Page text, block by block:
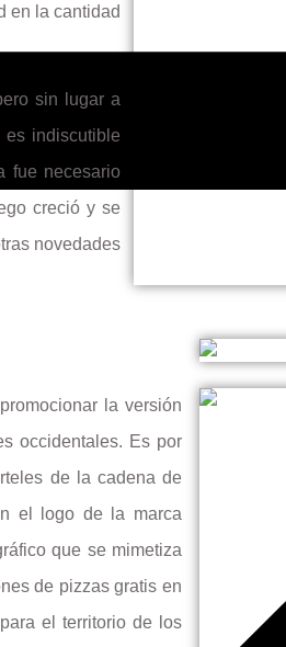
en la cantidad
sin lugar a
indiscutible
fue necesario
creció y se
novedades
la versión
occidentales. Es por
de la cadena de
el logo de la marca
que se mimetiza
de pizzas gratis en
el territorio de los